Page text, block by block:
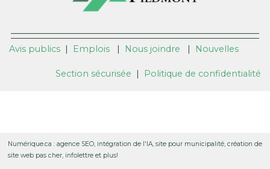
Avis publics | Emplois | Nous joindre | Nouvelles
Section sécurisée | Politique de confidentialité
Numérique.ca :agence SEO, intégration de l'IA,site pour municipalité,création de
site web pas cher, infolettre et plus!